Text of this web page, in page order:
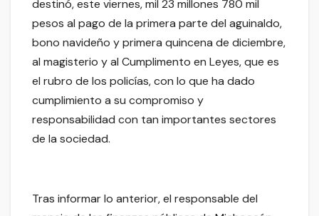
destinó, este viernes, mil 23 millones 780 mil
pesos al pago de la primera parte del aguinaldo,
bono navideño y primera quincena de diciembre,
al magisterio y al Cumplimento en Leyes, que es
el rubro de los policías, con lo que ha dado
cumplimiento a su compromiso y
responsabilidad con tan importantes sectores
de la sociedad.
Tras informar lo anterior, el responsable del